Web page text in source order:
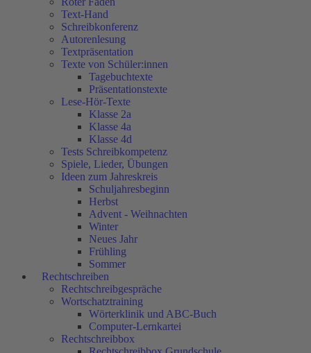
Text-Hand
Schreibkonferenz
Autorenlesung
Textpräsentation
Texte von Schüler:innen
Tagebuchtexte
Präsentationstexte
Lese-Hör-Texte
Klasse 2a
Klasse 4a
Klasse 4d
Tests Schreibkompetenz
Spiele, Lieder, Übungen
Ideen zum Jahreskreis
Schuljahresbeginn
Herbst
Advent - Weihnachten
Winter
Neues Jahr
Frühling
Sommer
Rechtschreiben
Rechtschreibgespräche
Wortschatztraining
Wörterklinik und ABC-Buch
Computer-Lernkartei
Rechtschreibbox